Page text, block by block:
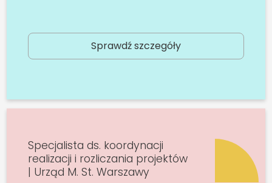
Sprawdź szczegóły
Specjalista ds. koordynacji
realizacji i rozliczania projektów
| Urząd M. St. Warszawy